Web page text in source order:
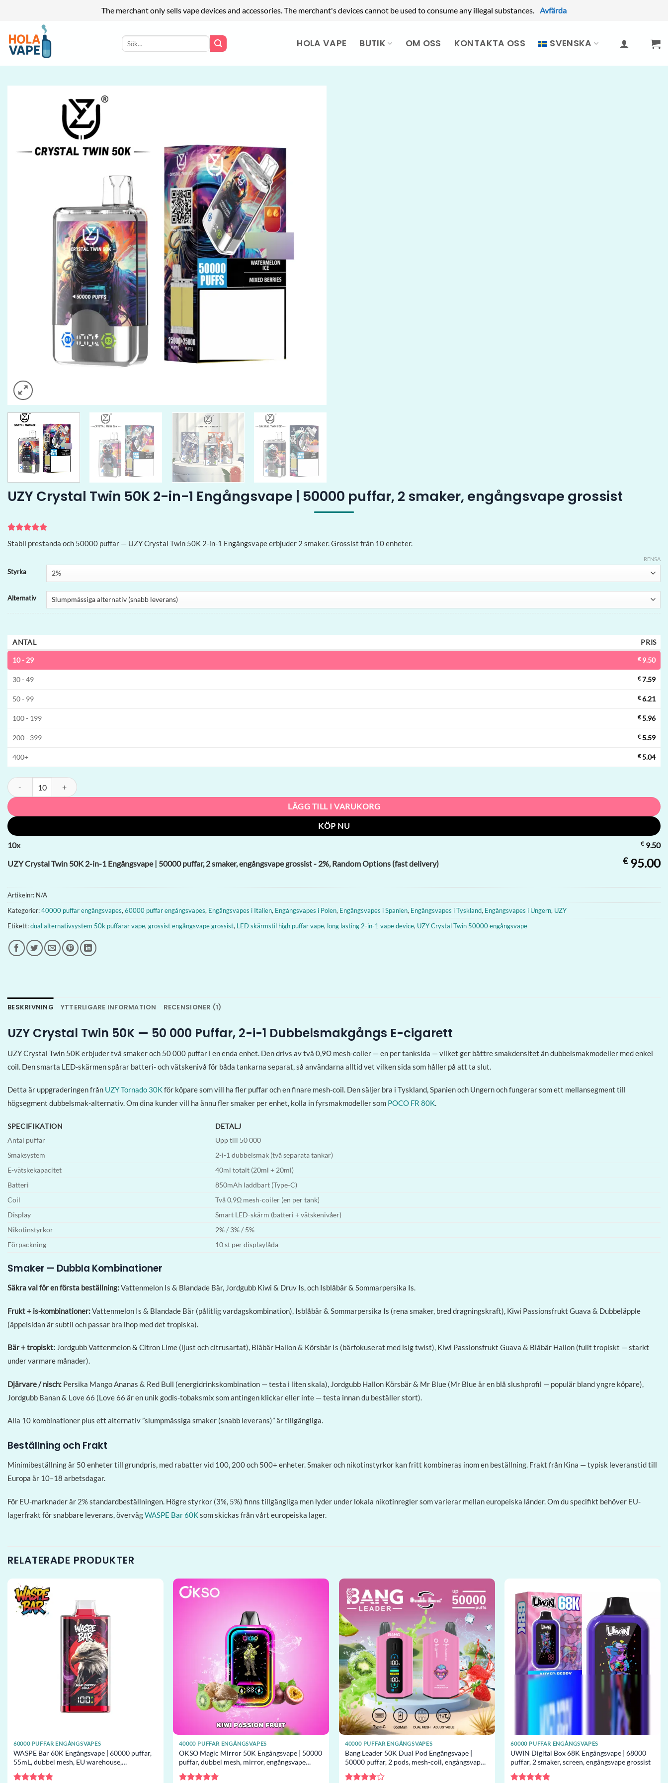
The merchant only sells vape devices and accessories. The merchant's devices cannot be used to consume any illegal substances. Avfärda
content
Sök
efter:
HOLA VAPE BUTIK OM OSS KONTAKTA OSS SVENSKA
UZY Crystal Twin 50K 2-in-1 Engångsvape | 50000 puffar, 2 smaker, engångsvape grossist
Betygsatt
5
av 5
1
kundrecension
Stabil prestanda och 50000 puffar — UZY Crystal Twin 50K 2-in-1 Engångsvape erbjuder 2 smaker. Grossist från 10 enheter.
Styrka
Alternativ
RENSA
ANTAL PRIS
10 - 29 €9.50
30 - 49 €7.59
50 - 99 €6.21
100 - 199 €5.96
200 - 399 €5.59
400+ €5.04
UZY Crystal Twin 50K 2-in-1 Engångsvape | 50000 puffar, 2 smaker, engångsvape grossist mängd
LÄGG TILL I VARUKORG
KÖP NU
10x €9.50
UZY Crystal Twin 50K 2-in-1 Engångsvape | 50000 puffar, 2 smaker, engångsvape grossist - 2%, Random Options (fast delivery)
€95.00
Artikelnr: N/A
Kategorier:40000 puffar engångsvapes, 60000 puffar engångsvapes, Engångsvapes i Italien, Engångsvapes i Polen, Engångsvapes i Spanien, Engångsvapes i Tyskland, Engångsvapes i Ungern, UZY
Etikett:dual alternativsystem 50k puffarar vape, grossist engångsvape grossist, LED skärmstil high puffar vape, long lasting 2-in-1 vape device, UZY Crystal Twin 50000 engångsvape
BESKRIVNING YTTERLIGARE INFORMATION RECENSIONER (1)
UZY Crystal Twin 50K — 50 000 Puffar, 2-i-1 Dubbelsmakgångs E-cigarett
UZY Crystal Twin 50K erbjuder två smaker och 50 000 puffar i en enda enhet. Den drivs av två 0,9Ω mesh-coiler — en per tanksida — vilket ger bättre smakdensitet än dubbelsmakmodeller med enkel
coil. Den smarta LED-skärmen spårar batteri- och vätskenivå för båda tankarna separat, så användarna alltid vet vilken sida som håller på att ta slut.
Detta är uppgraderingen från UZY Tornado 30Kför köpare som vill ha fler puffar och en finare mesh-coil. Den säljer bra i Tyskland, Spanien och Ungern och fungerar som ett mellansegment till
högsegment dubbelsmak-alternativ. Om dina kunder vill ha ännu fler smaker per enhet, kolla in fyrsmakmodeller som POCO FR 80K.
SPECIFIKATION
DETALJ
Antal puffar
Upp till 50 000
Smaksystem
2-i-1 dubbelsmak (två separata tankar)
E-vätskekapacitet
40ml totalt (20ml + 20ml)
Batteri
850mAh laddbart (Type-C)
Coil
Två 0,9Ω mesh-coiler (en per tank)
Display
Smart LED-skärm (batteri + vätskenivåer)
Nikotinstyrkor
2% / 3% / 5%
Förpackning
10 st per displaylåda
Smaker — Dubbla Kombinationer
Säkra val för en första beställning:Vattenmelon Is & Blandade Bär, Jordgubb Kiwi & Druv Is, och Isblåbär & Sommarpersika Is.
Frukt + is-kombinationer:Vattenmelon Is & Blandade Bär (pålitlig vardagskombination), Isblåbär & Sommarpersika Is (rena smaker, bred dragningskraft), Kiwi Passionsfrukt Guava & Dubbeläpple
(äppelsidan är subtil och passar bra ihop med det tropiska).
Bär + tropiskt: Jordgubb Vattenmelon & Citron Lime (ljust och citrusartat), Blåbär Hallon & Körsbär Is (bärfokuserat med isig twist), Kiwi Passionsfrukt Guava & Blåbär Hallon (fullt tropiskt — starkt
under varmare månader).
Djärvare / nisch: Persika Mango Ananas & Red Bull (energidrinkskombination — testa i liten skala), Jordgubb Hallon Körsbär & Mr Blue (Mr Blue är en blå slushprofil — populär bland yngre köpare),
Jordgubb Banan & Love 66 (Love 66 är en unik godis-tobaksmix som antingen klickar eller inte — testa innan du beställer stort).
Alla 10 kombinationer plus ett alternativ ”slumpmässiga smaker (snabb leverans)” är tillgängliga.
Beställning och Frakt
Minimibeställning är 50 enheter till grundpris, med rabatter vid 100, 200 och 500+ enheter. Smaker och nikotinstyrkor kan fritt kombineras inom en beställning. Frakt från Kina — typisk leveranstid till
Europa är 10–18 arbetsdagar.
För EU-marknader är 2% standardbeställningen. Högre styrkor (3%, 5%) finns tillgängliga men lyder under lokala nikotinregler som varierar mellan europeiska länder. Om du specifikt behöver EU-
lagerfrakt för snabbare leverans, övervägWASPE Bar 60Ksom skickas från vårt europeiska lager.
RELATERADE PRODUKTER
60000 PUFFAR ENGÅNGSVAPES
WASPE Bar 60K Engångsvape | 60000 puffar,
55mL, dubbel mesh, EU warehouse,
engångsvape grossist
40000 PUFFAR ENGÅNGSVAPES
OKSO Magic Mirror 50K Engångsvape | 50000
puffar, dubbel mesh, mirror, engångsvape
grossist
40000 PUFFAR ENGÅNGSVAPES
Bang Leader 50K Dual Pod Engångsvape |
50000 puffar, 2 pods, mesh-coil, engångsvape
grossist
60000 PUFFAR ENGÅNGSVAPES
UWIN Digital Box 68K Engångsvape | 68000
puffar, 2 smaker, screen, engångsvape grossist